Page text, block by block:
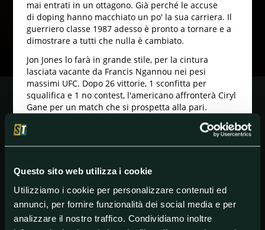
Questo sito web utilizza i cookie
Utilizziamo i cookie per personalizzare contenuti ed
annunci, per fornire funzionalità dei social media e per
analizzare il nostro traffico. Condividiamo inoltre
mai entrati in un ottagono. Già perché le accuse
di doping hanno macchiato un po' la sua carriera. Il
guerriero classe 1987 adesso è pronto a tornare e a
dimostrare a tutti che nulla è cambiato.
Jon Jones lo farà in grande stile, per la cintura
lasciata vacante da Francis Ngannou nei pesi
massimi UFC. Dopo 26 vittorie, 1 sconfitta per
squalifica e 1 no contest, l'americano affronterà Ciryl
Gane per un match che si prospetta alla pari.
Qualche tempo fa, il coach di Jon Jones ha mandato
un messaggio chiaro agli avvesrari: “Non ho alcun
dubbio, nessuno è come Jon Jones nei pesi massimi.
tutte le discipline. Il suo QI è fuori scala. E non voglio
dire che gli altri non siano intelligenti, ma il QI di Jon
e la sua comprensione della lotta sono diversi da
quelli di chiunque altro al mondo”. Vedremo se
coach Gibson avrà ragione, Gane è desideroso di